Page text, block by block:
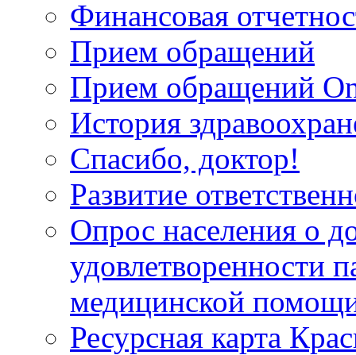
Финансовая
Прием обращений
Прием обращений
История
Спасибо, доктор!
Развитие
Опрос населения о
удовлетворенности
медицинской
Ресурсная карта